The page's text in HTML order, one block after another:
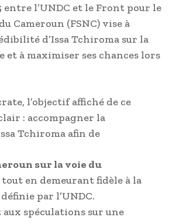
entre l’UNDC et le Front pour le
Cameroun (FSNC) vise à
d’Issa Tchiroma sur la
et à maximiser ses chances lors
l’objectif affiché de ce
: accompagner la
Tchiroma afin de
sur la voie du
tout en demeurant fidèle à la
par l’UNDC.
spéculations sur une